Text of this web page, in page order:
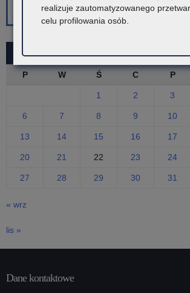
P W Ś C P
1 2 3
6 7 8 9 10
13 14 15 16 17
20 21 22 23 24
27 28 29 30 31
« wrz
lis »
Dane kontaktowe
realizuje zautomatyzowanego
celu profilowania osób.